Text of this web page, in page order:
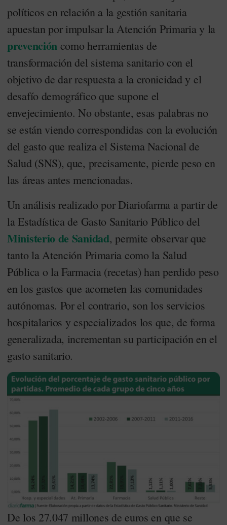
políticos en relación a la gestión sanitaria
apuestan por impulsar la Atención Primaria y la
prevención como herramientas de
transformación del sistema sanitario con el
objetivo de dar respuesta a la cronicidad y el
desafío demográfico que supone el
envejecimiento. No obstante, esas palabras no
se están viendo correspondidas con la evolución
del gasto que realiza el Sistema Nacional de
Salud (SNS), que, precisamente, pierde peso en
las áreas antes mencionadas.
Un análisis realizado por Diariofarma a partir de
la Estadística de Gasto Sanitario Público del
Ministerio de Sanidad, permite observar que
tanto la Atención Primaria como la Salud
Pública o la Farmacia (recetas) han perdido peso
en los gastos que acometen las comunidades
autónomas. Por el contrario, son los servicios
hospitalarios y especializados los que, de forma
generalizada, incrementan su participación en el
gasto sanitario.
De los 27.047 millones de euros en que se